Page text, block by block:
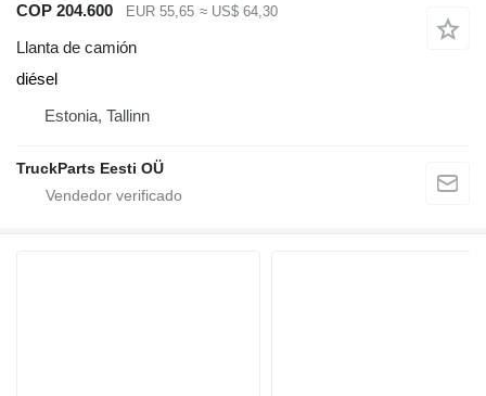
COP 204.600 EUR 55,65 ≈ US$ 64,30
Llanta de camión
diésel
Estonia, Tallinn
TruckParts Eesti OÜ